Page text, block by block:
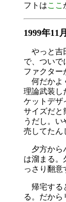
フトはここ
1999年11
やっと吉
で、ついで
ファクター
何だかよ
理論武装し
ケットデザ
サイズだと
うだし。
売してたん
夕方から
は溜まる。
っさり翻意
帰宅する
る。だから